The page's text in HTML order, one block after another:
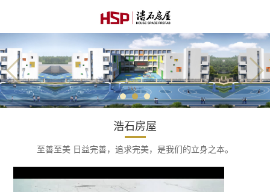
浩石房屋
至善至美 日益完善，追求完美，是我们的立身之本。